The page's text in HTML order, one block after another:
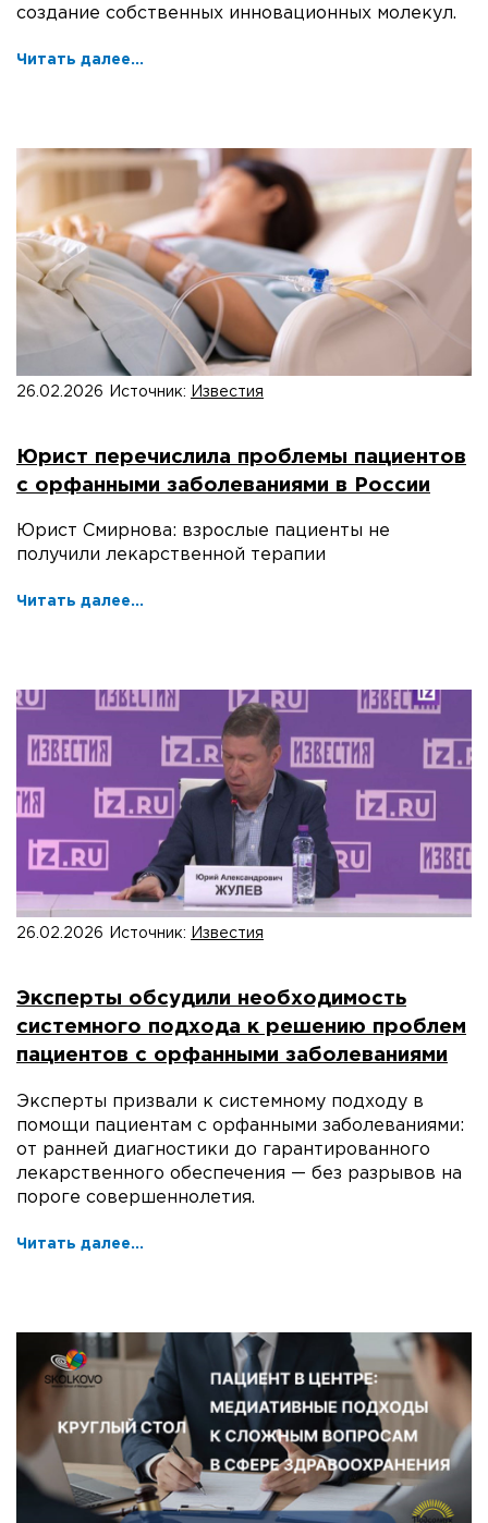
создание собственных инновационных молекул.
Читать далее...
26.02.2026 Источник: Известия
Юрист перечислила проблемы пациентов
с орфанными заболеваниями в России
Юрист Смирнова: взрослые пациенты не
получили лекарственной терапии
Читать далее...
26.02.2026 Источник: Известия
Эксперты обсудили необходимость
системного подхода к решению проблем
пациентов с орфанными заболеваниями
Эксперты призвали к системному подходу в
помощи пациентам с орфанными заболеваниями:
от ранней диагностики до гарантированного
лекарственного обеспечения — без разрывов на
пороге совершеннолетия.
Читать далее...